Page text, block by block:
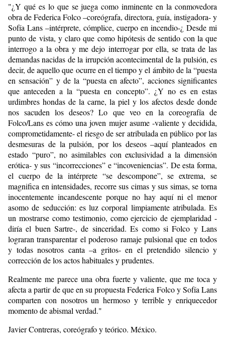
"¿Y qué es lo que se juega como inminente en la conmovedora
obra de Federica Folco –coreógrafa, directora, guía, instigadora- y
Sofía Lans –intérprete, cómplice, cuerpo en incendio-¿ Desde mi
punto de vista, y claro que como hipótesis de sentido con la que
interrogo a la obra y me dejo interrogar por ella, se trata de las
demandas nacidas de la irrupción acontecimental de la pulsión, es
decir, de aquello que ocurre en el tiempo y el ámbito de la “puesta
en sensación” y de la “puesta en afecto”, acciones significantes
que anteceden a la “puesta en concepto”. ¿Y no es en estas
urdimbres hondas de la carne, la piel y los afectos desde donde
nos sacuden los deseos? Lo que veo en la coreografía de
Folco/Lans es cómo una joven mujer asume -valiente y decidida,
comprometidamente- el riesgo de ser atribulada en público por las
desmesuras de la pulsión, por los deseos –aquí planteados en
estado “puro”, no asimilables con exclusividad a la dimensión
erótica- y sus “incorrecciones” e “incoveniencias”. De esta forma,
el cuerpo de la intérprete “se descompone”, se extrema, se
magnifica en intensidades, recorre sus cimas y sus simas, se torna
inocentemente incandescente porque no hay aquí ni el menor
asomo de seducción: es luz corporal limpiamente atribulada. Es
un mostrarse como testimonio, como ejercicio de ejemplaridad -
diría el buen Sartre-, de sinceridad. Es como si Folco y Lans
lograran transparentar el poderoso ramaje pulsional que en todos
y todas nosotros canta –a gritos- en el pretendido silencio y
corrección de los actos habituales y prudentes.
Realmente me parece una obra fuerte y valiente, que me toca y
afecta a partir de que en su propuesta Federica Folco y Sofía Lans
comparten con nosotros un hermoso y terrible y enriquecedor
momento de abismal verdad."
Javier Contreras, coreógrafo y teórico. México.